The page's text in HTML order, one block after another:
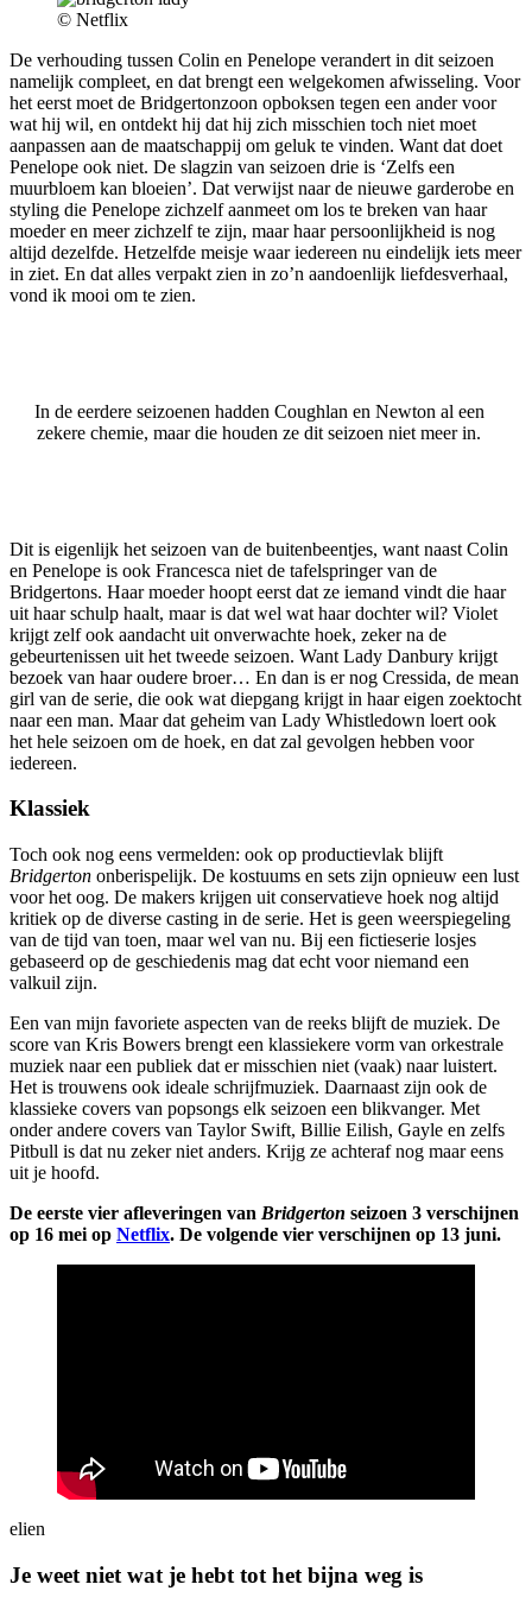
© Netflix
De verhouding tussen Colin en Penelope verandert in dit seizoen
namelijk compleet, en dat brengt een welgekomen afwisseling. Voor
het eerst moet de Bridgertonzoon opboksen tegen een ander voor
wat hij wil, en ontdekt hij dat hij zich misschien toch niet moet
aanpassen aan de maatschappij om geluk te vinden. Want dat doet
Penelope ook niet. De slagzin van seizoen drie is ‘Zelfs een
muurbloem kan bloeien’. Dat verwijst naar de nieuwe garderobe en
styling die Penelope zichzelf aanmeet om los te breken van haar
moeder en meer zichzelf te zijn, maar haar persoonlijkheid is nog
altijd dezelfde. Hetzelfde meisje waar iedereen nu eindelijk iets meer
in ziet. En dat alles verpakt zien in zo’n aandoenlijk liefdesverhaal,
vond ik mooi om te zien.
In de eerdere seizoenen hadden Coughlan en Newton al een
zekere chemie, maar die houden ze dit seizoen niet meer in.
Dit is eigenlijk het seizoen van de buitenbeentjes, want naast Colin
en Penelope is ook Francesca niet de tafelspringer van de
Bridgertons. Haar moeder hoopt eerst dat ze iemand vindt die haar
uit haar schulp haalt, maar is dat wel wat haar dochter wil? Violet
krijgt zelf ook aandacht uit onverwachte hoek, zeker na de
gebeurtenissen uit het tweede seizoen. Want Lady Danbury krijgt
bezoek van haar oudere broer… En dan is er nog Cressida, de mean
girl van de serie, die ook wat diepgang krijgt in haar eigen zoektocht
naar een man. Maar dat geheim van Lady Whistledown loert ook
het hele seizoen om de hoek, en dat zal gevolgen hebben voor
iedereen.
Klassiek
Toch ook nog eens vermelden: ook op productievlak blijft
Bridgerton onberispelijk. De kostuums en sets zijn opnieuw een lust
voor het oog. De makers krijgen uit conservatieve hoek nog altijd
kritiek op de diverse casting in de serie. Het is geen weerspiegeling
van de tijd van toen, maar wel van nu. Bij een fictieserie losjes
gebaseerd op de geschiedenis mag dat echt voor niemand een
valkuil zijn.
Een van mijn favoriete aspecten van de reeks blijft de muziek. De
score van Kris Bowers brengt een klassiekere vorm van orkestrale
muziek naar een publiek dat er misschien niet (vaak) naar luistert.
Het is trouwens ook ideale schrijfmuziek. Daarnaast zijn ook de
klassieke covers van popsongs elk seizoen een blikvanger. Met
onder andere covers van Taylor Swift, Billie Eilish, Gayle en zelfs
Pitbull is dat nu zeker niet anders. Krijg ze achteraf nog maar eens
uit je hoofd.
De eerste vier afleveringen van Bridgerton seizoen 3 verschijnen
op 16 mei op Netflix. De volgende vier verschijnen op 13 juni.
elien
Je weet niet wat je hebt tot het bijna weg is